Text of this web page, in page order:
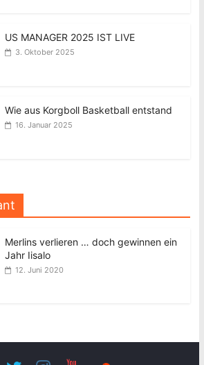
US MANAGER 2025 IST LIVE
3. Oktober 2025
Wie aus Korgboll Basketball entstand
16. Januar 2025
Merlins verlieren … doch gewinnen ein
Jahr Iisalo
12. Juni 2020